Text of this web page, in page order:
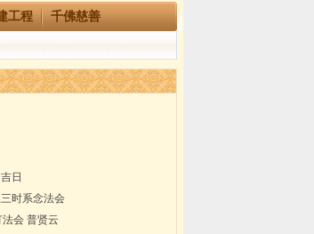
工程 千佛慈善
日
时系念法会
会 普贤云